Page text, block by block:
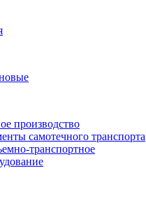
производство
самотечного транспорта
транспортное